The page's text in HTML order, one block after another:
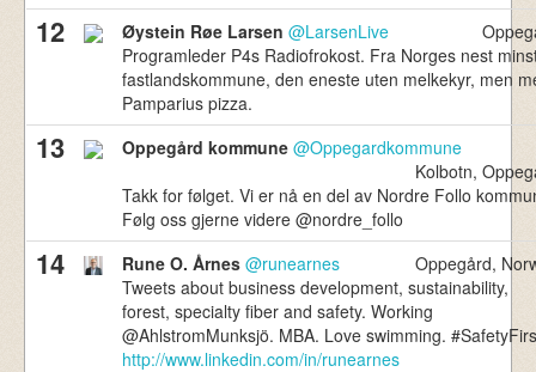
12 Øystein Røe Larsen @LarsenLive
Programleder P4s Radiofrokost. Fra Norges nest
fastlandskommune, den eneste uten melkekyr, men
Pamparius pizza.
13 Oppegård kommune @Oppegardkommune
Kolbotn,
Takk for følget. Vi er nå en del av Nordre Follo
Følg oss gjerne videre @nordre_follo
14 Rune O. Årnes @runearnes
Oppegård,
Tweets about business development, sustainability,
forest, specialty fiber and safety. Working
@AhlstromMunksjö. MBA. Love swimming.
http://www.linkedin.com/in/runearnes